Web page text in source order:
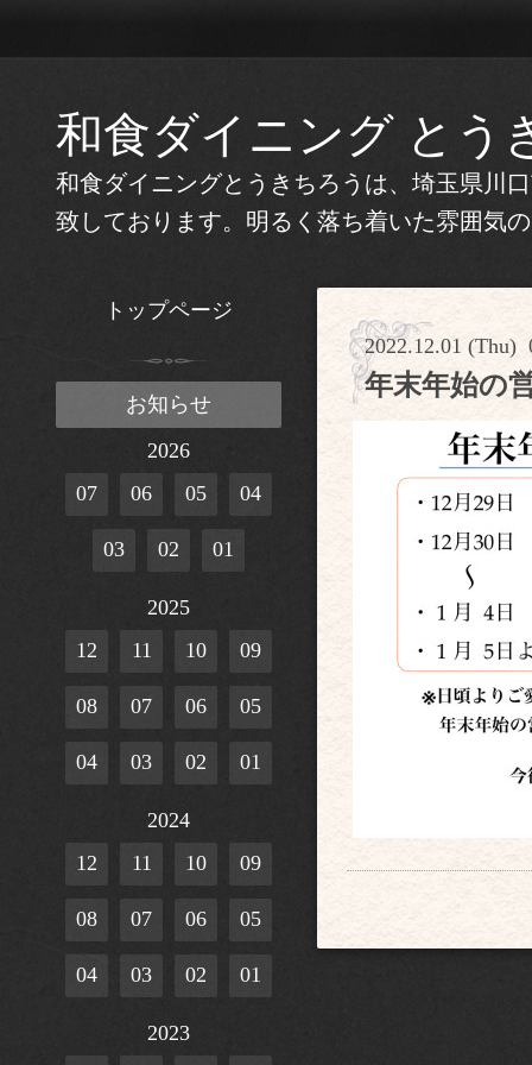
和食ダイニング とう
和食ダイニングとうきちろうは、埼玉県川
致しております。明るく落ち着いた雰囲気
2022.12.01 (Thu)
年末年始の
トップページ
お知らせ
2026
07
06 05 04
03 02 01
2025
12
11 10 09
08 07 06 05
04 03 02 01
2024
12
11 10 09
08 07 06 05
04 03 02 01
2023